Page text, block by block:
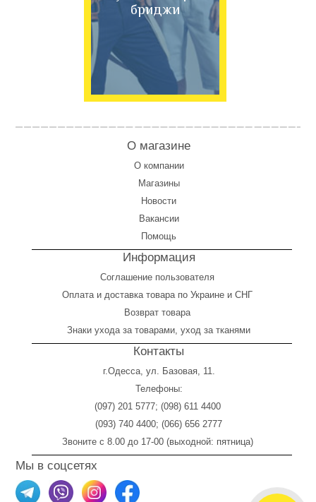
бриджи
О магазине
О компании
Магазины
Новости
Вакансии
Помощь
Информация
Соглашение пользователя
Оплатаи доставка товара по Украине и СНГ
Возврат товара
Знаки ухода за товарами, уход за тканями
Контакты
г.Одесса, ул. Базовая, 11.
Телефоны:
(097) 201 5777; (098) 611 4400
(093) 740 4400; (066) 656 2777
Звоните с 8.00 до 17-00 (выходной: пятница)
Мы в соцсетях